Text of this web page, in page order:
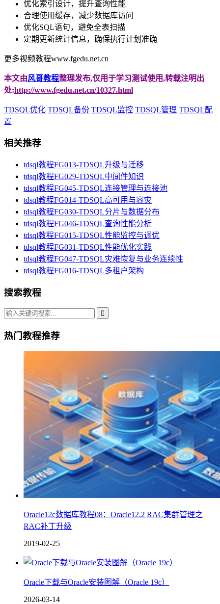
优化索引设计，提升查询性能
合理使用缓存，减少数据库访问
优化SQL语句，避免全表扫描
定期更新统计信息，确保执行计划准确
更多视频教程www.fgedu.net.cn
本文由风哥教程整理发布,仅用于学习测试使用,转载注明出
处:http://www.fgedu.net.cn/10327.html
TDSQL优化 TDSQL备份 TDSQL监控 TDSQL管理 TDSQL配
置
相关推荐
tdsql教程FG013-TDSQL升级与迁移
tdsql教程FG029-TDSQL中间件知识
tdsql教程FG045-TDSQL连接管理与连接池
tdsql教程FG014-TDSQL高可用与容灾
tdsql教程FG030-TDSQL分片与数据分布
tdsql教程FG046-TDSQL查询性能分析
tdsql教程FG015-TDSQL性能监控与调优
tdsql教程FG031-TDSQL性能优化实践
tdsql教程FG047-TDSQL灾难恢复与业务连续性
tdsql教程FG016-TDSQL多租户架构
搜索教程
热门教程推荐
Oracle12c数据库教程08：Oracle12.2 RAC集群管理之
RAC补丁升级
2019-02-25
Oracle下载与Oracle安装图解（Oracle 19c）
2026-03-14